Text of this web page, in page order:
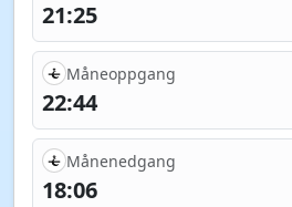
21:25
Måneoppgang
22:44
Månenedgang
18:06